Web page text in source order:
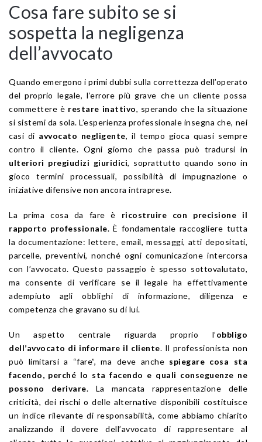
Cosa fare subito se si
sospetta la negligenza
dell’avvocato
Quando emergono i primi dubbi sulla correttezza dell’operato
del proprio legale, l’errore più grave che un cliente possa
commettere è restare inattivo, sperando che la situazione
si sistemi da sola. L’esperienza professionale insegna che, nei
casi di avvocato negligente, il tempo gioca quasi sempre
contro il cliente. Ogni giorno che passa può tradursi in
ulteriori pregiudizi giuridici, soprattutto quando sono in
gioco termini processuali, possibilità di impugnazione o
iniziative difensive non ancora intraprese.
La prima cosa da fare è ricostruire con precisione il
rapporto professionale. È fondamentale raccogliere tutta
la documentazione: lettere, email, messaggi, atti depositati,
parcelle, preventivi, nonché ogni comunicazione intercorsa
con l’avvocato. Questo passaggio è spesso sottovalutato,
ma consente di verificare se il legale ha effettivamente
adempiuto agli obblighi di informazione, diligenza e
competenza che gravano su di lui.
Un aspetto centrale riguarda proprio l’obbligo
dell’avvocato di informare il cliente. Il professionista non
può limitarsi a “fare”, ma deve anche spiegare cosa sta
facendo, perché lo sta facendo e quali conseguenze ne
possono derivare. La mancata rappresentazione delle
criticità, dei rischi o delle alternative disponibili costituisce
un indice rilevante di responsabilità, come abbiamo chiarito
analizzando il dovere dell’avvocato di rappresentare al